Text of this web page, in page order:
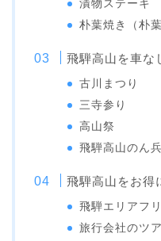
漬物ステーキ
朴葉焼き（朴
飛騨高山を車な
古川まつり
三寺参り
高山祭
飛騨高山のん
飛騨高山をお得
飛騨エリアフ
旅行会社のツ